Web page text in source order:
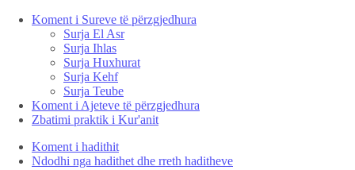
Koment i Sureve të përzgjedhura
Surja El Asr
Surja Ihlas
Surja Huxhurat
Surja Kehf
Surja Teube
Koment i Ajeteve të përzgjedhura
Zbatimi praktik i Kur'anit
Koment i hadithit
Ndodhi nga hadithet dhe rreth haditheve